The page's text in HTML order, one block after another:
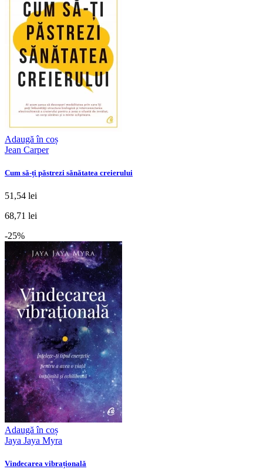
Adaugă în coș
Jean Carper
Cum să-ți păstrezi sănătatea creierului
51,54 lei
68,71 lei
-25%
Adaugă în coș
Jaya Jaya Myra
Vindecarea vibrațională